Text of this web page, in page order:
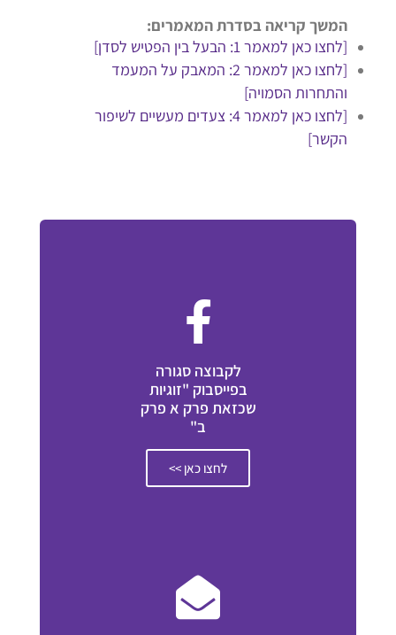
המשך קריאה בסדרת המאמרים:
[לחצו כאן למאמר 1: הבעל בין הפטיש לסדן]
[לחצו כאן למאמר 2: המאבק על המעמד
והתחרות הסמויה]
[לחצו כאן למאמר 4: צעדים מעשיים לשיפור
הקשר]
לקבוצה סגורה
בפייסבוק "זוגיות
שכזאת פרק א פרק
ב"
לחצו כאן >>